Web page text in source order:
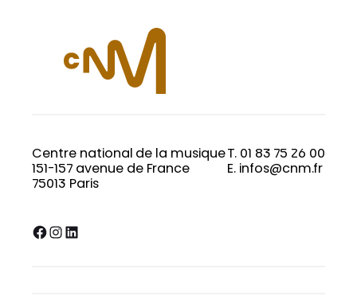
Centre national de la musique
151-157 avenue de France
75013 Paris
T. 01 83 75 26 00
E. infos@cnm.fr
Facebook InstagramLinkedIn